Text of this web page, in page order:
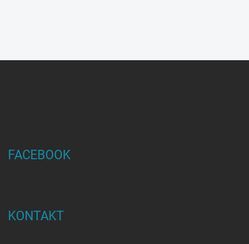
FACEBOOK
KONTAKT